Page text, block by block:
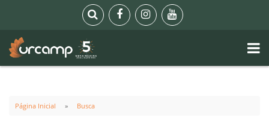
Página Inicial Busca